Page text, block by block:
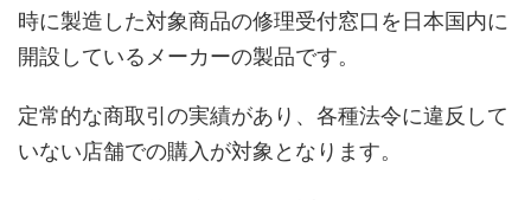
時に製造した対象商品の修理受付窓口を日本国内に
開設しているメーカーの製品です。
定常的な商取引の実績があり、各種法令に違反して
いない店舗での購入が対象となります。